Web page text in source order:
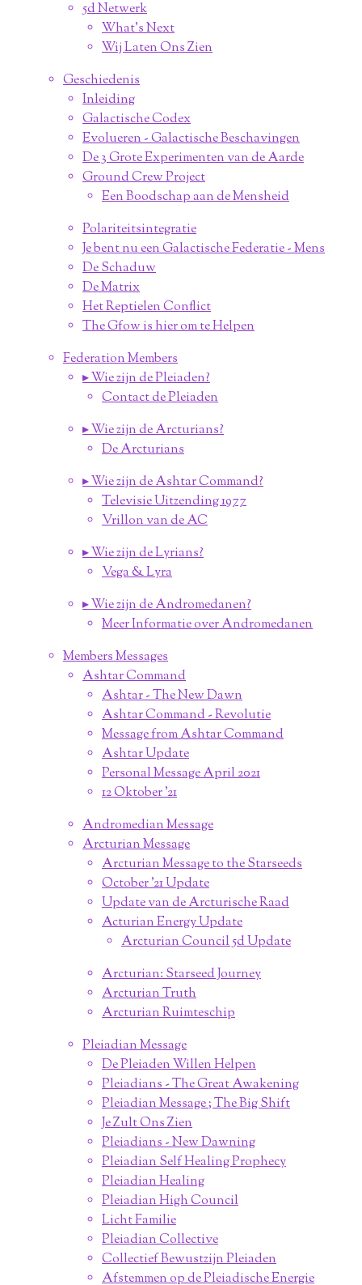
5d Netwerk
What's Next
Wij Laten Ons Zien
Geschiedenis
Inleiding
Galactische Codex
Evolueren - Galactische Beschavingen
De 3 Grote Experimenten van de Aarde
Ground Crew Project
Een Boodschap aan de Mensheid
Polariteitsintegratie
Je bent nu een Galactische Federatie - Mens
De Schaduw
De Matrix
Het Reptielen Conflict
The Gfow is hier om te Helpen
Federation Members
▸ Wie zijn de Pleiaden?
Contact de Pleiaden
▸ Wie zijn de Arcturians?
De Arcturians
▸ Wie zijn de Ashtar Command?
Televisie Uitzending 1977
Vrillon van de AC
▸ Wie zijn de Lyrians?
Vega & Lyra
▸ Wie zijn de Andromedanen?
Meer Informatie over Andromedanen
Members Messages
Ashtar Command
Ashtar - The New Dawn
Ashtar Command - Revolutie
Message from Ashtar Command
Ashtar Update
Personal Message April 2021
12 Oktober '21
Andromedian Message
Arcturian Message
Arcturian Message to the Starseeds
October '21 Update
Update van de Arcturische Raad
Acturian Energy Update
Arcturian Council 5d Update
Arcturian: Starseed Journey
Arcturian Truth
Arcturian Ruimteschip
Pleiadian Message
De Pleiaden Willen Helpen
Pleiadians - The Great Awakening
Pleiadian Message ; The Big Shift
Je Zult Ons Zien
Pleiadians - New Dawning
Pleiadian Self Healing Prophecy
Pleiadian Healing
Pleiadian High Council
Licht Familie
Pleiadian Collective
Collectief Bewustzijn Pleiaden
Afstemmen op de Pleiadische Energie